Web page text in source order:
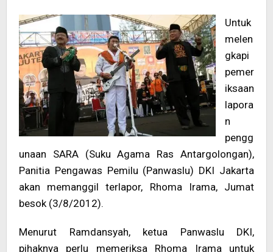
Asshiddiqie<!-
-:-
-
>
Untuk
melen
gkapi
pemer
iksaan
lapora
n
pengg
unaan SARA (Suku Agama Ras Antargolongan),
Panitia Pengawas Pemilu (Panwaslu) DKI Jakarta
akan memanggil terlapor, Rhoma Irama, Jumat
besok (3/8/2012).
Menurut Ramdansyah, ketua Panwaslu DKI,
pihaknya perlu memeriksa Rhoma Irama untuk